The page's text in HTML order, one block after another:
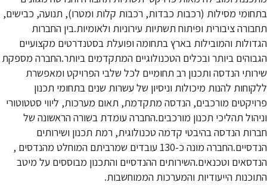
בתחומי מסילות (רכבות כבדות, רכבות קלות ומטרו), תנועה, כבישים,
תחבורה ציבורית ופיתוח תשתיות עירוניות ולאומיות.בין החברות
הגדולות והמובילות בארץ בתחומה ופועלת בסטנדרטים מקצועיים
הגבוהים ביותר ובכלים הטכנולוגיים המתקדמים ביותר.החברה מספקת
שירותי הנדסה ותכנון רב תחומיים לכל שלבי הפרויקט ומאפשרת
ללקוחות להנות מיכולות וניסיון של עשרות שנים בתחומי תכנון
פרויקטים מורכבים, הנדסה מתקדמת, תאום מערכות, ליווי סטטוטורי
וניהול תהליכי תכנון מורכבים.החברה עומדת בשורה הראשונה של
חברות הנדסה בהיבטי קדמה טכנולוגית, רמת תכנון ושירותים
הנדסיים.החברה מונה כ-130 עובדים שמרביתם המוחלט מהנדסים ,
הנדסאים וטכנאים.השירותים ההנדסיים והתכנון מבוססים על מיטב
התוכנות הייעודיות והמערכות הממוחשבות.